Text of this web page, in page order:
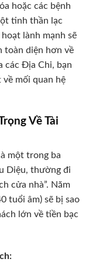
hoặc các bệnh
tinh thần lạc
lành mạnh sẽ
toàn diện hơn về
các Địa Chi, bạn
mối quan hệ
Về Tài
một trong ba
Diệu, thường đi
cửa nhà”. Năm
tuổi âm) sẽ bị sao
lớn về tiền bạc